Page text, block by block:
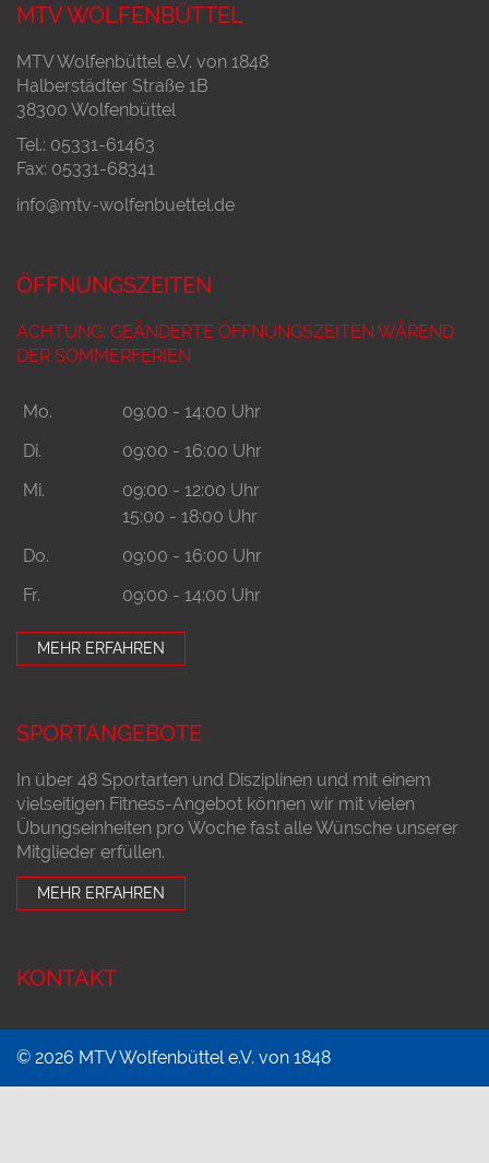
MTV WOLFENBÜTTEL
MTV Wolfenbüttel e.V. von 1848
Halberstädter Straße 1B
38300 Wolfenbüttel
Tel.: 05331-61463
Fax: 05331-68341
info@mtv-wolfenbuettel.de
ÖFFNUNGSZEITEN
ACHTUNG: GEÄNDERTE ÖFFNUNGSZEITEN WÄREND
DER SOMMERFERIEN
Mo.
09:00 - 14:00 Uhr
Di.
09:00 - 16:00 Uhr
Mi.
09:00 - 12:00 Uhr
15:00 - 18:00 Uhr
Do.
09:00 - 16:00 Uhr
Fr.
09:00 - 14:00 Uhr
MEHR ERFAHREN
SPORTANGEBOTE
In über 48 Sportarten und Disziplinen und mit einem
vielseitigen Fitness-Angebot können wir mit vielen
Übungseinheiten pro Woche fast alle Wünsche unserer
Mitglieder erfüllen.
MEHR ERFAHREN
KONTAKT
© 2026 MTV Wolfenbüttel e.V. von 1848